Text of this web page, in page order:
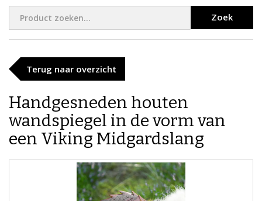
Zoek
Terug naar overzicht
Handgesneden houten
wandspiegel in de vorm van
een Viking Midgardslang